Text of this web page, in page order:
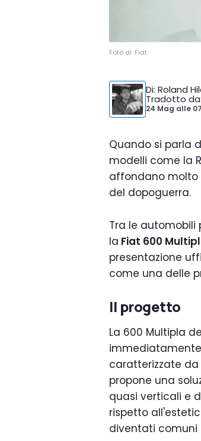
Foto di: Fiat
Di: Roland
Tradotto da:
24 Mag alle
Quando si parla
modelli come la
affondano molto
del dopoguerra.
Tra le
la Fiat 600
presentazione
come una delle
Il progetto
La 600 Multipla
caratterizzate
propone una
quasi verticali e
rispetto
diventati comuni